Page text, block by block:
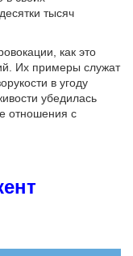
тысяч
как это
Их примеры служат
в угоду
убедилась
отношения с